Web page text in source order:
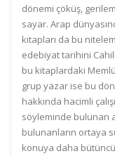
dönemi çöküş,
sayar. Arap
kitapları da bu
edebiyat tarihini
bu kitaplardaki
grup yazar ise bu
hakkında hacimli
söyleminde bulunan
bulunanların ortaya
konuya daha bütüncül